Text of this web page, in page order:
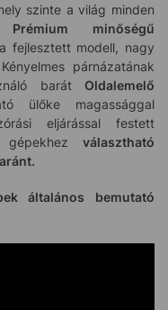
szinte a világ minden
Prémium minőségű
fejlesztett modell, nagy
párnázatának
barát Oldalemelő
ülőke magassággal
eljárással festett
választható
általános bemutató